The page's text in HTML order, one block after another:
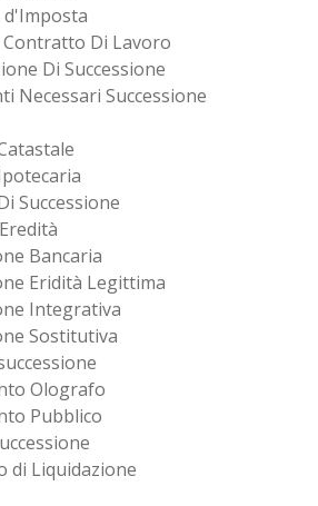
Di Lavoro
Di Successione
Necessari Successione
Successione
Bancaria
Eridità Legittima
Integrativa
Sostitutiva
Olografo
Pubblico
di Liquidazione